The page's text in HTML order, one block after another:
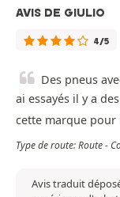
AVIS DE GIULIO
4/5
Des pneus
ai essayés il y a
cette marque pour
Type de route: Route -
Avis traduit